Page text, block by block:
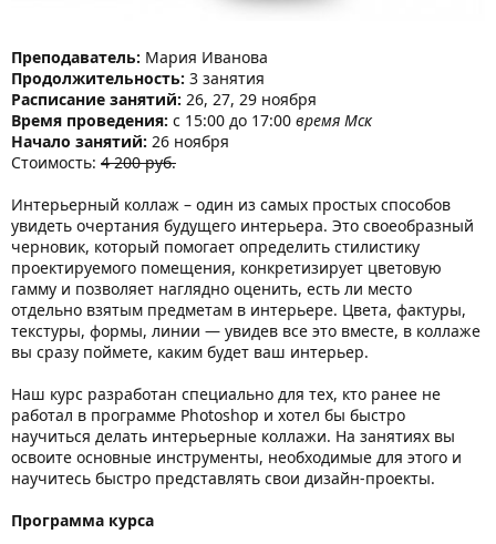
Преподаватель: Мария Иванова
Продолжительность: 3 занятия
Расписание занятий: 26, 27, 29 ноября
Время проведения: c 15:00 до 17:00 время Мск
Начало занятий: 26 ноября
Стоимость: 4 200 руб.
Интерьерный коллаж – один из самых простых способов
увидеть очертания будущего интерьера. Это своеобразный
черновик, который помогает определить стилистику
проектируемого помещения, конкретизирует цветовую
гамму и позволяет наглядно оценить, есть ли место
отдельно взятым предметам в интерьере. Цвета, фактуры,
текстуры, формы, линии — увидев все это вместе, в коллаже
вы сразу поймете, каким будет ваш интерьер.
Наш курс разработан специально для тех, кто ранее не
работал в программе Photoshop и хотел бы быстро
научиться делать интерьерные коллажи. На занятиях вы
освоите основные инструменты, необходимые для этого и
научитесь быстро представлять свои дизайн-проекты.
Программа курса